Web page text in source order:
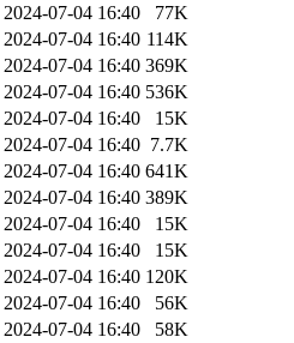
2024-07-04 16:40
77K
2024-07-04 16:40 114K
2024-07-04 16:40 369K
2024-07-04 16:40 536K
2024-07-04 16:40
15K
2024-07-04 16:40 7.7K
2024-07-04 16:40 641K
2024-07-04 16:40 389K
2024-07-04 16:40
15K
2024-07-04 16:40
15K
2024-07-04 16:40 120K
2024-07-04 16:40
56K
2024-07-04 16:40
58K